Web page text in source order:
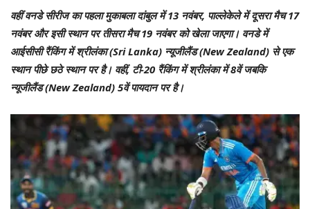
वहीं वनडे सीरीज का पहला मुकाबला दांबुल में 13 नवंबर, पाल्लेकेले में दूसरा मैच 17
नवंबर और इसी स्थान पर तीसरा मैच 19 नवंबर को खेला जाएगा। वनडे में
आईसीसी रैंकिंग में श्रीलंका (Sri Lanka) न्यूजीलैंड (New Zealand) से एक
स्थान पीछे छठे स्थान पर है। वहीं, टी-20 रैंकिंग में श्रीलंका में 8वें जबकि
न्यूजीलैंड (New Zealand) 5वें पायदान पर है।